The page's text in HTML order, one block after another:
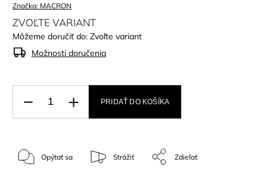
Značka: MACRON
ZVOĽTE VARIANT
Môžeme doručiť do: Zvoľte variant
Možnosti doručenia
PRIDAŤ DO KOŠÍKA
Opýtať sa Strážiť Zdieľať